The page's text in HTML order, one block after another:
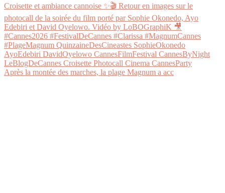
Après la montée des marches, la plage Magnum a acc